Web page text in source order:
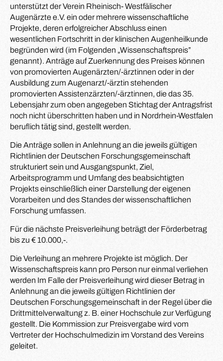
unterstützt der Verein Rheinisch- Westfälischer
Augenärzte e.V. ein oder mehrere wissenschaftliche
Projekte, deren erfolgreicher Abschluss einen
wesentlichen Fortschritt in der klinischen Augenheilkunde
begründen wird (im Folgenden „Wissenschaftspreis”
genannt). Anträge auf Zuerkennung des Preises können
von promovierten Augenärzten/-ärztinnen oder in der
Ausbildung zum Augenarzt/-ärztin stehenden
promovierten Assistenzärzten/-ärztinnen, die das 35.
Lebensjahr zum oben angegeben Stichtag der Antragsfrist
noch nicht überschritten haben und in Nordrhein-Westfalen
beruflich tätig sind, gestellt werden.
Die Anträge sollen in Anlehnung an die jeweils gültigen
Richtlinien der Deutschen Forschungsgemeinschaft
strukturiert sein und Ausgangspunkt, Ziel,
Arbeitsprogramm und Umfang des beabsichtigten
Projekts einschließlich einer Darstellung der eigenen
Vorarbeiten und des Standes der wissenschaftlichen
Forschung umfassen.
Für die nächste Preisverleihung beträgt der Förderbetrag
bis zu € 10.000,-.
Die Verleihung an mehrere Projekte ist möglich. Der
Wissenschaftspreis kann pro Person nur einmal verliehen
werden Im Falle der Preisverleihung wird dieser Betrag in
Anlehnung an die jeweils gültigen Richtlinien der
Deutschen Forschungsgemeinschaft in der Regel über die
Drittmittelverwaltung z. B. einer Hochschule zur Verfügung
gestellt. Die Kommission zur Preisvergabe wird vom
Vertreter der Hochschulmedizin im Vorstand des Vereins
geleitet.